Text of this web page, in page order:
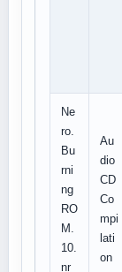
Ne
ro.
Bu
rni
ng
RO
M.
10.
nr
Au
dio
CD
Co
mpi
lati
on